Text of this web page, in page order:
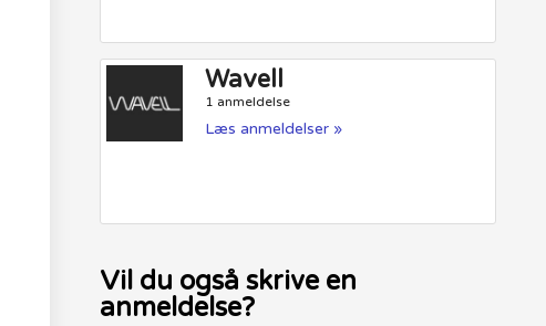
Wavell
1 anmeldelse
Læs anmeldelser »
Vil du også skrive en
anmeldelse?